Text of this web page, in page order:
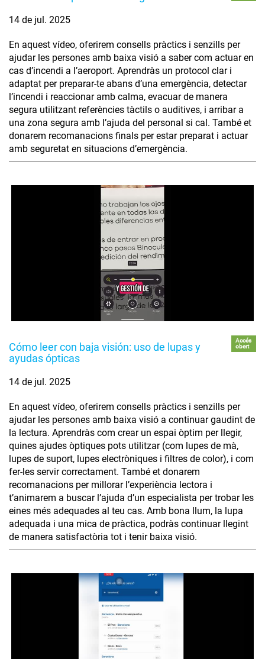
14 de jul. 2025
En aquest vídeo, oferirem consells pràctics i senzills per
ajudar les persones amb baixa visió a saber com actuar en
cas d’incendi a l’aeroport. Aprendràs un protocol clar i
adaptat per preparar-te abans d’una emergència, detectar
l’incendi i reaccionar amb calma, evacuar de manera
segura utilitzant referències tàctils o auditives, i arribar a
una zona segura amb l’ajuda del personal si cal. També et
donarem recomanacions finals per estar preparat i actuar
amb seguretat en situacions d’emergència.
Cómo leer con baja visión: uso de lupas y
ayudas ópticas
Accés
obert
14 de jul. 2025
En aquest vídeo, oferirem consells pràctics i senzills per
ajudar les persones amb baixa visió a continuar gaudint de
la lectura. Aprendràs com crear un espai òptim per llegir,
quines ajudes òptiques pots utilitzar (com lupes de mà,
lupes de suport, lupes electròniques i filtres de color), i com
fer-les servir correctament. També et donarem
recomanacions per millorar l’experiència lectora i
t’animarem a buscar l’ajuda d’un especialista per trobar les
eines més adequades al teu cas. Amb bona llum, la lupa
adequada i una mica de pràctica, podràs continuar llegint
de manera satisfactòria tot i tenir baixa visió.